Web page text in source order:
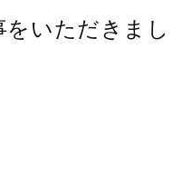
いただきまし